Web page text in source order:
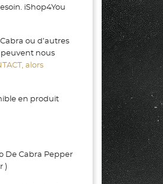
iShop4You
ou d’autres
peuvent nous
alors
en produit
De Cabra Pepper
)